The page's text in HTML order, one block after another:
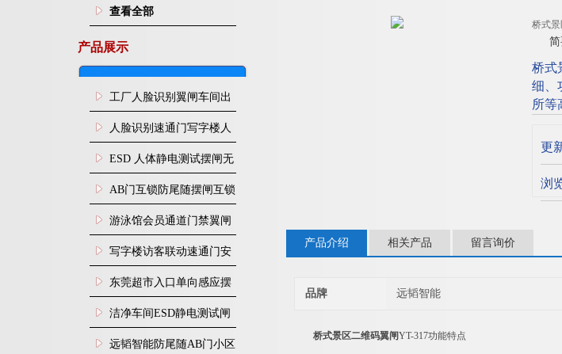
查看全部
产品展示
工厂人脸识别翼闸车间出
入口人行通道门禁
人脸识别速通门写字楼人
行通道闸门禁设备
ESD 人体静电测试摆闸无
尘车间防静电闸机
AB门互锁防尾随摆闸互锁
闸机
游泳馆会员通道门禁翼闸
写字楼访客联动速通门安
装
东莞超市入口单向感应摆
闸安装
洁净车间ESD静电测试闸
机
远韬智能防尾随AB门小区
桥式
简
桥式
细、
所等
选
更
浏
产品介绍 相关产品 留言询价
品牌 远韬智能
桥式景区二维码翼闸YT-317功能特